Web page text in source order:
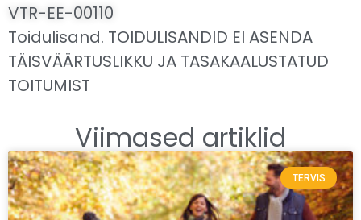
VTR-EE-00110
Toidulisand. TOIDULISANDID EI ASENDA
TÄISVÄÄRTUSLIKKU JA TASAKAALUSTATUD
TOITUMIST
Viimased artiklid
TERVIS